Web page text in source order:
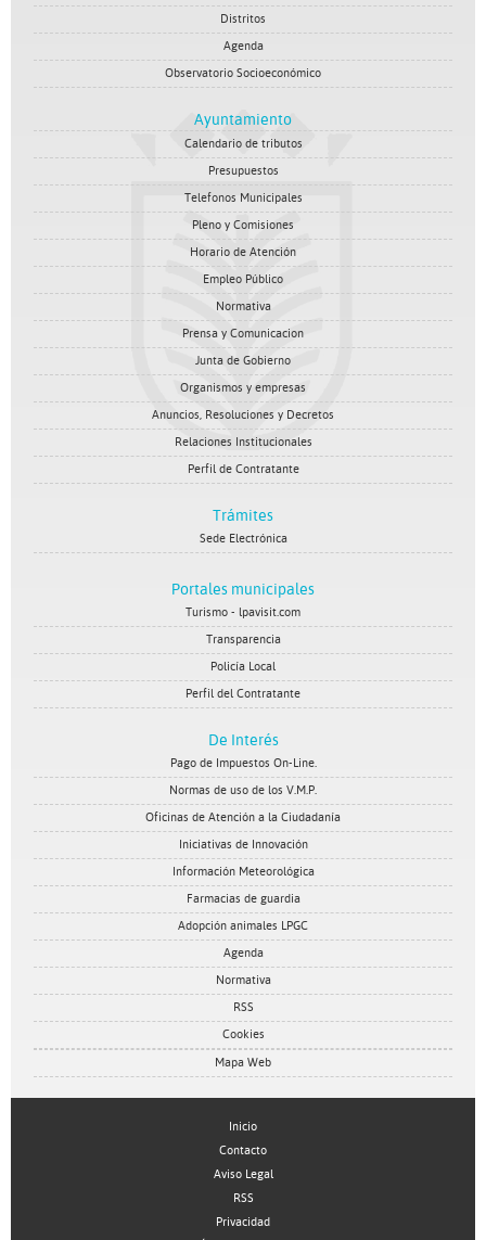
Distritos
Agenda
Observatorio Socioeconómico
Ayuntamiento
Calendario de tributos
Presupuestos
Telefonos Municipales
Pleno y Comisiones
Horario de Atención
Empleo Público
Normativa
Prensa y Comunicacion
Junta de Gobierno
Organismos y empresas
Anuncios, Resoluciones y Decretos
Relaciones Institucionales
Perfil de Contratante
Trámites
Sede Electrónica
Portales municipales
Turismo - lpavisit.com
Transparencia
Policía Local
Perfil del Contratante
De Interés
Pago de Impuestos On-Line.
Normas de uso de los V.M.P.
Oficinas de Atención a la Ciudadanía
Iniciativas de Innovación
Información Meteorológica
Farmacias de guardia
Adopción animales LPGC
Agenda
Normativa
RSS
Cookies
Mapa Web
Inicio
Contacto
Aviso Legal
RSS
Privacidad